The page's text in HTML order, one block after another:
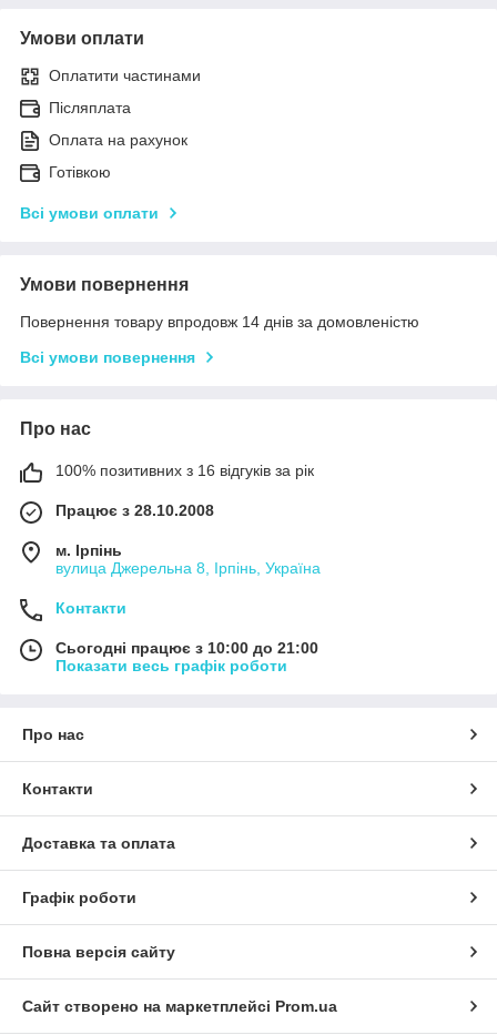
Умови оплати
Оплатити частинами
Післяплата
Оплата на рахунок
Готівкою
Всі умови оплати
Умови повернення
Повернення товару впродовж 14 днів за домовленістю
Всі умови повернення
Про нас
100% позитивних з 16 відгуків за рік
Працює з 28.10.2008
м. Ірпінь
вулица Джерельна 8, Ірпінь, Україна
Контакти
Сьогодні працює з 10:00 до 21:00
Показати весь графік роботи
Про нас
Контакти
Доставка та оплата
Графік роботи
Повна версія сайту
Сайт створено на маркетплейсі Prom.ua